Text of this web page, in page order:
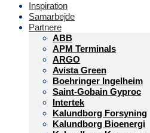
Inspiration
Samarbejde
Partnere
ABB
APM Terminals
ARGO
Avista Green
Boehringer Ingelheim
Saint-Gobain Gyproc
Intertek
Kalundborg Forsyning
Kalundborg Bioenergi